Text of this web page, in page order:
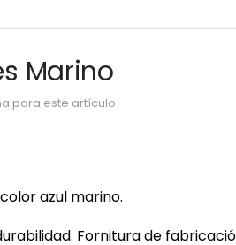
Marino
para este artículo
azul marino.
Fornitura de